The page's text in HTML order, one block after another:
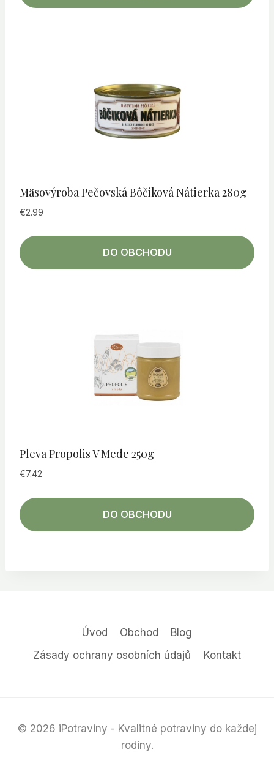
Mäsovýroba Pečovská Bôčiková Nátierka 280g
€2.99
DO OBCHODU
Pleva Propolis V Mede 250g
€7.42
DO OBCHODU
Úvod Obchod
Blog
Zásady ochrany osobních údajů
Kontakt
© 2026 iPotraviny - Kvalitné potraviny do každej
rodiny.